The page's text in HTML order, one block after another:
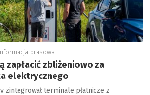
prasowa
zapłacić zbliżeniowo za
elektrycznego
zintegrował terminale płatnicze z